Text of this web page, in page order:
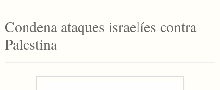
Condena ataques israelíes contra
Palestina